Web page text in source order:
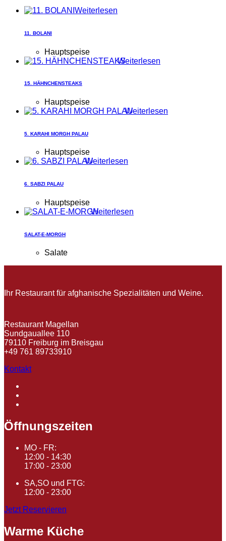
Weiterlesen
11. BOLANI
Hauptspeise
Weiterlesen
15. HÄHNCHENSTEAKS
Hauptspeise
Weiterlesen
5. KARAHI MORGH PALAU
Hauptspeise
Weiterlesen
6. SABZI PALAU
Hauptspeise
Weiterlesen
SALAT-E-MORGH
Salate
Ihr Restaurant für afghanische Spezialitäten und Weine.
Restaurant Magellan
Sundgauallee 110
79110 Freiburg im Breisgau
+49 761 89733910
Kontakt
Öffnungszeiten
MO - FR:
12:00 - 14:30
17:00 - 23:00
SA,SO und FTG:
12:00 - 23:00
Jetzt Reservieren
Warme Küche